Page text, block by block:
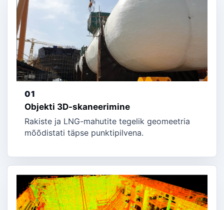
01
Objekti 3D-skaneerimine
Rakiste ja LNG-mahutite tegelik geomeetria
mõõdistati täpse punktipilvena.